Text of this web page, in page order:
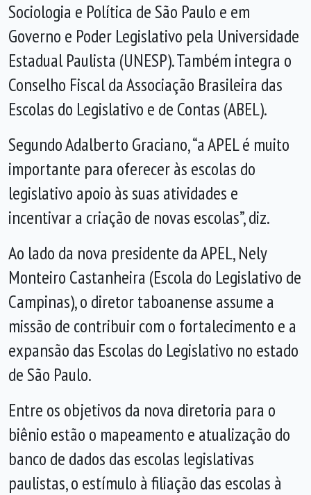
Sociologia e Política de São Paulo e em
Governo e Poder Legislativo pela Universidade
Estadual Paulista (UNESP). Também integra o
Conselho Fiscal da Associação Brasileira das
Escolas do Legislativo e de Contas (ABEL).
Segundo Adalberto Graciano, “a APEL é muito
importante para oferecer às escolas do
legislativo apoio às suas atividades e
incentivar a criação de novas escolas”, diz.
Ao lado da nova presidente da APEL, Nely
Monteiro Castanheira (Escola do Legislativo de
Campinas), o diretor taboanense assume a
missão de contribuir com o fortalecimento e a
expansão das Escolas do Legislativo no estado
de São Paulo.
Entre os objetivos da nova diretoria para o
biênio estão o mapeamento e atualização do
banco de dados das escolas legislativas
paulistas, o estímulo à filiação das escolas à